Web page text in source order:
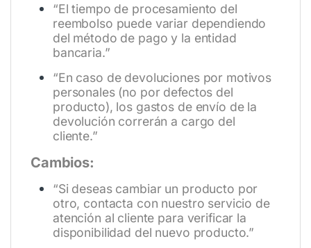
“El tiempo de procesamiento del
reembolso puede variar dependiendo
del método de pago y la entidad
bancaria.”
“En caso de devoluciones por motivos
personales (no por defectos del
producto), los gastos de envío de la
devolución correrán a cargo del
cliente.”
Cambios:
“Si deseas cambiar un producto por
otro, contacta con nuestro servicio de
atención al cliente para verificar la
disponibilidad del nuevo producto.”